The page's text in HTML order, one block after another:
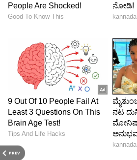
PREV
ಸಮಯ ವ್ಯರ್ಥ ಮಾಡುವ ಬದಲು
ನ್ಯಾಯಾಲಯದ ಪ್ರಕರಣಕ್ಕೆ
ಕೊರತೆಯಿಂದಾಗಿ ಸ್ವಲ್ಪ ಆಯಾಸವೂ
ತಮ್ಮ ವೃತ್ತಿಜೀವನದ ಬಗ್ಗೆ ಹೆಚ್ಚು